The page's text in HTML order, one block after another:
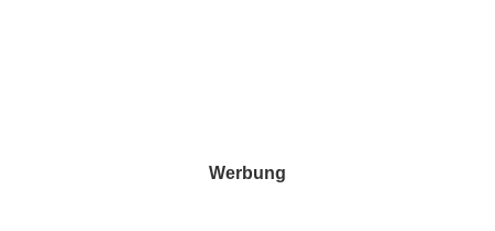
Werbung